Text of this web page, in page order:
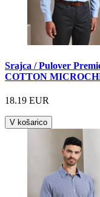
Srajca / Pulover
COTTON
18.19 EUR
V košarico